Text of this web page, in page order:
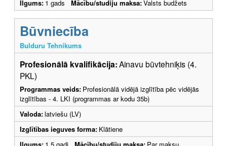
Ilgums: 1 gads Mācību/studiju maksa:Valsts budžets
Būvniecība
Bulduru Tehnikums
Profesionālā kvalifikācija:Ainavu būvtehniķis (4.
PKL)
Programmas veids: Profesionālā vidējā izglītība pēc vidējās
izglītības - 4. LKI (programmas ar kodu 35b)
Valoda:latviešu (LV)
Izglītības ieguves forma: Klātiene
Ilgums: 1,5 gadi Mācību/studiju maksa: Par maksu